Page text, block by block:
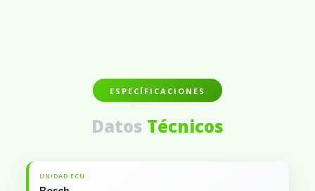
ESPECÍFICACIONES
Datos Técnicos
UNIDAD ECU